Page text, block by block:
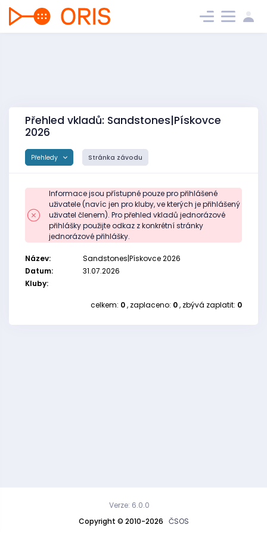
Přehled vkladů: Sandstones|Pískovce
2026
Přehledy Stránka závodu
Informace jsou přístupné pouze pro přihlášené
uživatele (navíc jen pro kluby, ve kterých je přihlášený
uživatel členem). Pro přehled vkladů jednorázové
přihlášky použijte odkaz z konkrétní stránky
jednorázové přihlášky.
Název:
Sandstones|Pískovce 2026
Datum:
31.07.2026
Kluby:
celkem: 0, zaplaceno: 0, zbývá zaplatit: 0
Copyright © 2010-2026 ČSOS
Verze: 6.0.0